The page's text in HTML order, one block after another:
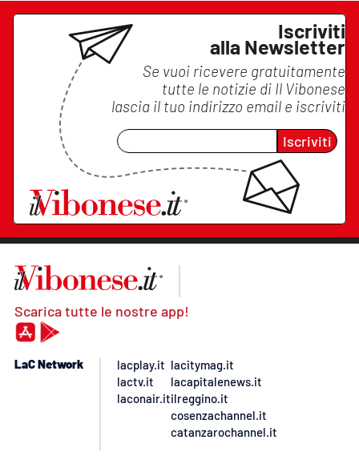
Iscriviti
alla Newsletter
Se vuoi ricevere gratuitamente
tutte le notizie di Il Vibonese
lascia il tuo indirizzo email e iscriviti
Iscriviti
Scarica tutte le nostre app!
LaC Network
lacplay.it
lactv.it
laconair.it
lacitymag.it
lacapitalenews.it
ilreggino.it
cosenzachannel.it
catanzarochannel.it